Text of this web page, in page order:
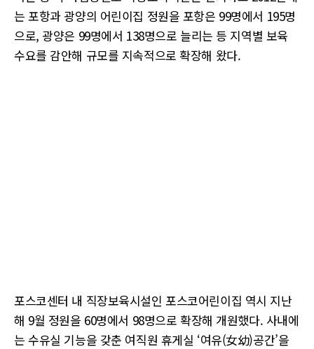
는 포항과 광양의 어린이집 정원을 포항은 99명에서 195명
으로, 광양은 99명에서 138명으로 늘리는 등 지역별 보육
수요를 감안해 규모를 지속적으로 확장해 왔다.
포스코센터 내 직장보육시설인 포스코어린이집 역시 지난
해 9월 정원을 60명에서 98명으로 확장해 개원했다. 사내에
는 수유실 기능을 갖춘 여직원 휴게실 ‘여유(女幼)공간’을